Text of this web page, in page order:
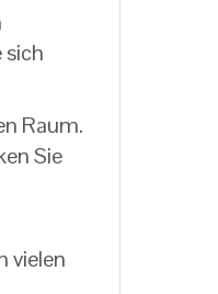
sich
Raum.
Sie
vielen